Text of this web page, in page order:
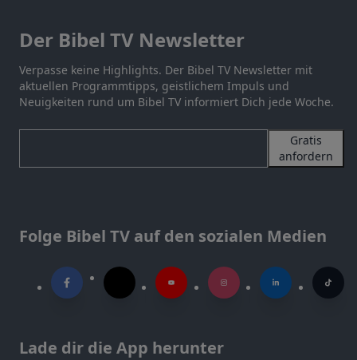
Der Bibel TV Newsletter
Verpasse keine Highlights. Der Bibel TV Newsletter mit
aktuellen Programmtipps, geistlichem Impuls und
Neuigkeiten rund um Bibel TV informiert Dich jede Woche.
Gratis
anfordern
Folge Bibel TV auf den sozialen Medien
Lade dir die App herunter